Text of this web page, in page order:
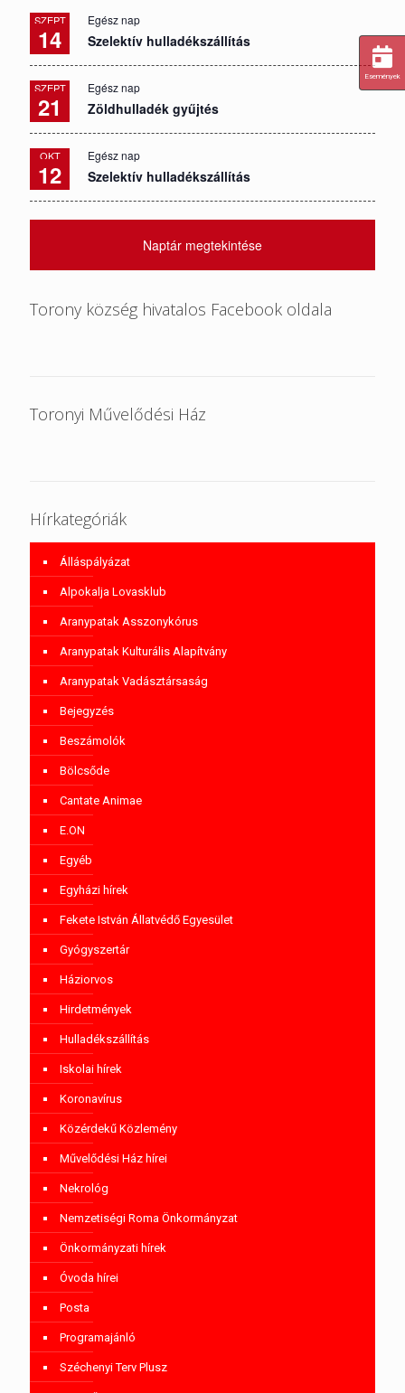
SZEPT
14
Egész nap
Szelektív hulladékszállítás
SZEPT
21
Egész nap
Zöldhulladék gyűjtés
OKT
12
Egész nap
Szelektív hulladékszállítás
Naptár megtekintése
Torony község hivatalos Facebook oldala
Toronyi Művelődési Ház
Hírkategóriák
Álláspályázat
Alpokalja Lovasklub
Aranypatak Asszonykórus
Aranypatak Kulturális Alapítvány
Aranypatak Vadásztársaság
Bejegyzés
Beszámolók
Bölcsőde
Cantate Animae
E.ON
Egyéb
Egyházi hírek
Fekete István Állatvédő Egyesület
Gyógyszertár
Háziorvos
Hirdetmények
Hulladékszállítás
Iskolai hírek
Koronavírus
Közérdekű Közlemény
Művelődési Ház hírei
Nekrológ
Nemzetiségi Roma Önkormányzat
Önkormányzati hírek
Óvoda hírei
Posta
Programajánló
Széchenyi Terv Plusz
Események